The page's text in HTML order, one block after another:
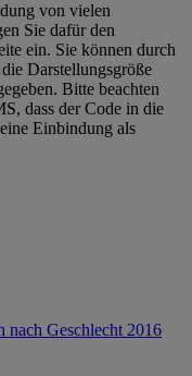
von vielen
Sie dafür den
ein. Sie können durch
Darstellungsgröße
Bitte beachten
dass der Code in die
Einbindung als
nach Geschlecht 2016